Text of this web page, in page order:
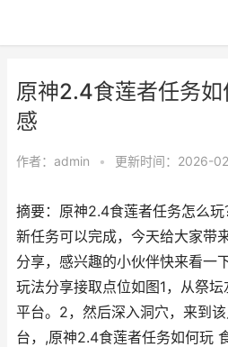
原神2.4食莲者任务
感
作者： admin • 更新时间：2026-
摘要：原神2.4食莲者任务怎么
新任务可以完成，今天给大家带
分享，感兴趣的小伙伴快来看一
玩法分享接取点位如图1，从祭
平台。2，然后深入洞穴，来到
台，,原神2.4食莲者任务如何玩